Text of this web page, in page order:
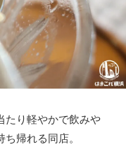
たり軽やかで飲みや
帰れる同店。